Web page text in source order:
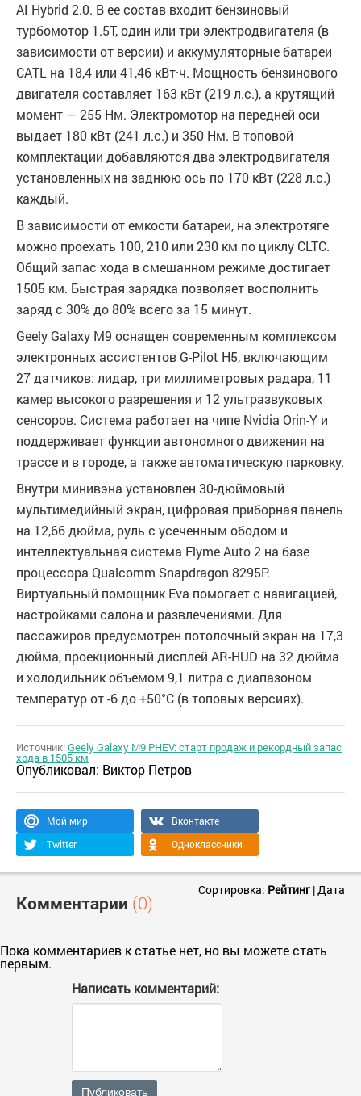
AI Hybrid 2.0. В ее состав входит бензиновый
турбомотор 1.5T, один или три электродвигателя (в
зависимости от версии) и аккумуляторные батареи
CATL на 18,4 или 41,46 кВт·ч. Мощность бензинового
двигателя составляет 163 кВт (219 л.с.), а крутящий
момент — 255 Нм. Электромотор на передней оси
выдает 180 кВт (241 л.с.) и 350 Нм. В топовой
комплектации добавляются два электродвигателя
установленных на заднюю ось по 170 кВт (228 л.с.)
каждый.
В зависимости от емкости батареи, на электротяге
можно проехать 100, 210 или 230 км по циклу CLTC.
Общий запас хода в смешанном режиме достигает
1505 км. Быстрая зарядка позволяет восполнить
заряд с 30% до 80% всего за 15 минут.
Geely Galaxy M9 оснащен современным комплексом
электронных ассистентов G-Pilot H5, включающим
27 датчиков: лидар, три миллиметровых радара, 11
камер высокого разрешения и 12 ультразвуковых
сенсоров. Система работает на чипе Nvidia Orin-Y и
поддерживает функции автономного движения на
трассе и в городе, а также автоматическую парковку.
Внутри минивэна установлен 30-дюймовый
мультимедийный экран, цифровая приборная панель
на 12,66 дюйма, руль с усеченным ободом и
интеллектуальная система Flyme Auto 2 на базе
процессора Qualcomm Snapdragon 8295P.
Виртуальный помощник Eva помогает с навигацией,
настройками салона и развлечениями. Для
пассажиров предусмотрен потолочный экран на 17,3
дюйма, проекционный дисплей AR-HUD на 32 дюйма
и холодильник объемом 9,1 литра с диапазоном
температур от -6 до +50°C (в топовых версиях).
Источник:Geely Galaxy M9 PHEV: старт продаж и рекордный запас
хода в 1505 км
Опубликовал: Виктор Петров
Мой мир
Вконтакте
Twitter
Одноклассники
Комментарии (0)
Сортировка: Рейтинг|Дата
Пока комментариев к статье нет, но вы можете стать
первым.
Написать комментарий:
Публиковать